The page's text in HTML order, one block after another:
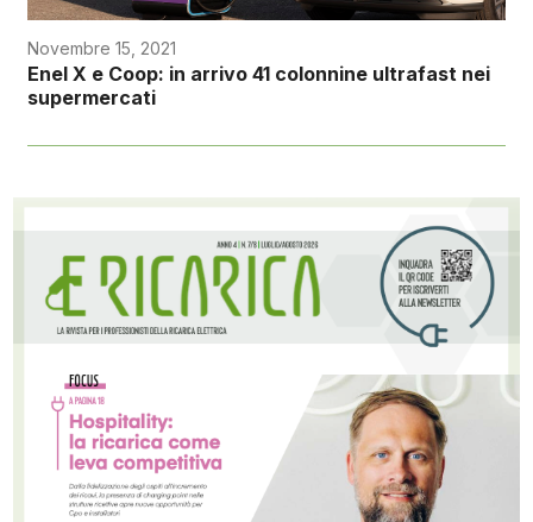
Novembre 15, 2021
Enel X e Coop: in arrivo 41 colonnine ultrafast nei
supermercati